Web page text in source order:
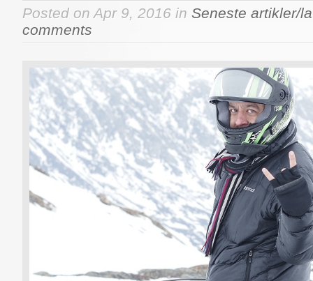
Posted on Apr 9, 2016 in Seneste artikler/
comments